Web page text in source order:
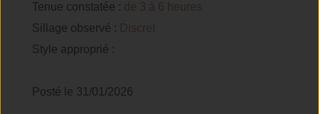
Tenue constatée : de 3 à 6 heures
Sillage observé : Discret
Style approprié :
Posté le 31/01/2026